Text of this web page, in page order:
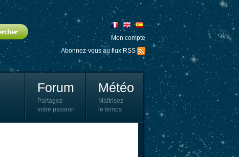
Mon compte
Abonnez-vous au flux RSS
Forum
Partagez
votre passion
Météo
Maîtrisez
le temps